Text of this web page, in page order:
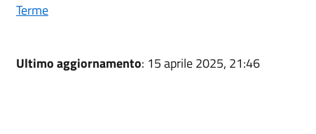
Terme
Ultimo aggiornamento: 15 aprile 2025, 21:46